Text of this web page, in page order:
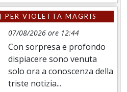
PER VIOLETTA MAGRIS
07/08/2026 ore 12:44
Con sorpresa e profondo
dispiacere sono venuta
solo ora a conoscenza della
triste notizia...